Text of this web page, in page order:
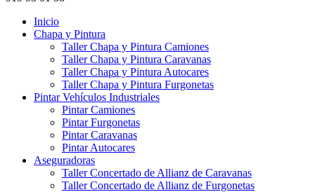
Inicio
Chapa y Pintura
Taller Chapa y Pintura Camiones
Taller Chapa y Pintura Caravanas
Taller Chapa y Pintura Autocares
Taller Chapa y Pintura Furgonetas
Pintar Vehículos Industriales
Pintar Camiones
Pintar Furgonetas
Pintar Caravanas
Pintar Autocares
Aseguradoras
Taller Concertado de Allianz de Caravanas
Taller Concertado de Allianz de Furgonetas